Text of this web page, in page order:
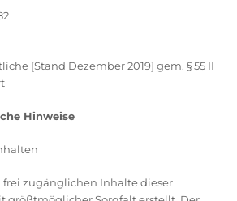
[Stand Dezember 2019] gem. § 55 II
Hinweise
frei zugänglichen Inhalte dieser